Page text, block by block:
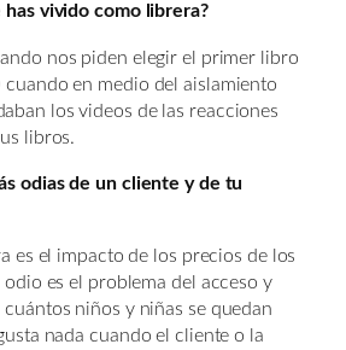
vivido como librera?
nos piden elegir el primer libro
cuando en medio del aislamiento
los videos de las reacciones
libros.
odias de un cliente y de tu
es el impacto de los precios de los
odio es el problema del acceso y
niños y niñas se quedan
nada cuando el cliente o la